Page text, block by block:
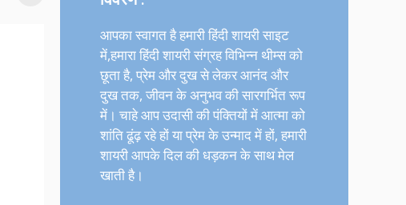
आपका स्वागत है हमारी हिंदी शायरी साइट
में,हमारा हिंदी शायरी संग्रह विभिन्न थीम्स को
छूता है, प्रेम और दुख से लेकर आनंद और
दुख तक, जीवन के अनुभव की सारगर्भित रूप
में। चाहे आप उदासी की पंक्तियों में आत्मा को
शांति ढूंढ़ रहे हों या प्रेम के उन्माद में हों, हमारी
शायरी आपके दिल की धड़कन के साथ मेल
खाती है।